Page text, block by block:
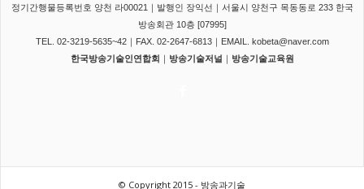
정기간행물등록번호 양천 라00021｜발행인 장익선｜서울시 양천구 목동동로 233 한국
방송회관 10층 [07995]
TEL. 02-3219-5635~42｜FAX. 02-2647-6813｜EMAIL. kobeta@naver.com
한국방송기술인연합회
방송기술저널 방송기술교육원
© Copyright 2015 - 방송과기술